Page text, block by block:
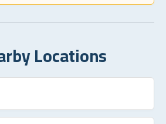
Locations